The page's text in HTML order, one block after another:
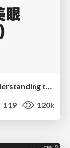
技術選定の審美眼（2025年版） / Understanding the Spiral of Technologies 2025 edition
119 120k